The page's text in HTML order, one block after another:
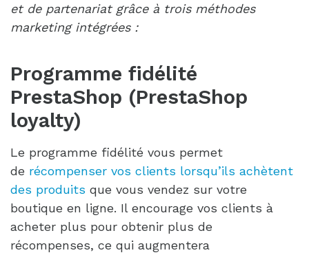
et de partenariat grâce à trois méthodes
marketing intégrées :
Programme fidélité
PrestaShop (PrestaShop
loyalty)
Le programme fidélité vous permet
de récompenser vos clients lorsqu’ils achètent
des produits que vous vendez sur votre
boutique en ligne. Il encourage vos clients à
acheter plus pour obtenir plus de
récompenses, ce qui augmentera